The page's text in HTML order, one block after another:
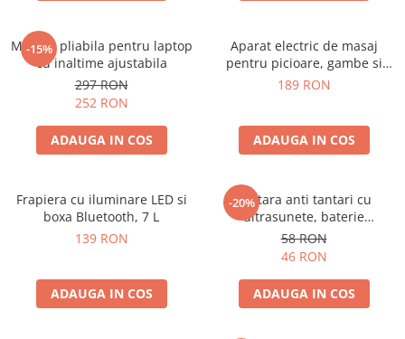
-15%
Masuta pliabila pentru laptop
cu inaltime ajustabila
297 RON
252 RON
ADAUGA IN COS
Aparat electric de masaj
pentru picioare, gambe si
brate
189 RON
ADAUGA IN COS
Frapiera cu iluminare LED si
boxa Bluetooth, 7 L
139 RON
ADAUGA IN COS
-20%
Bratara anti tantari cu
ultrasunete, baterie
reincarcabila 90mAh
58 RON
46 RON
ADAUGA IN COS